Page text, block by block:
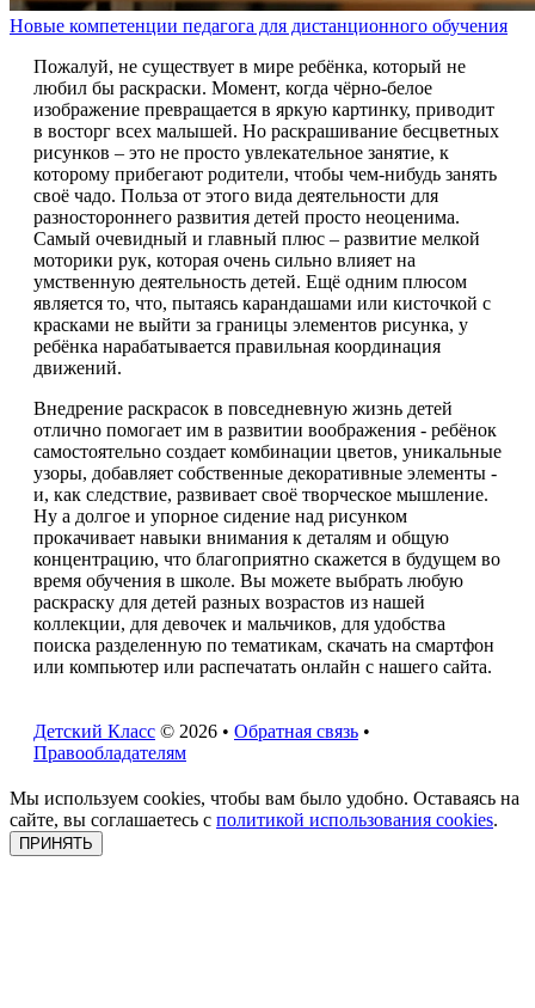
Новые компетенции педагога для дистанционного обучения
Пожалуй, не существует в мире ребёнка, который не
любил бы раскраски. Момент, когда чёрно-белое
изображение превращается в яркую картинку, приводит
в восторг всех малышей. Но раскрашивание бесцветных
рисунков – это не просто увлекательное занятие, к
которому прибегают родители, чтобы чем-нибудь занять
своё чадо. Польза от этого вида деятельности для
разностороннего развития детей просто неоценима.
Самый очевидный и главный плюс – развитие мелкой
моторики рук, которая очень сильно влияет на
умственную деятельность детей. Ещё одним плюсом
является то, что, пытаясь карандашами или кисточкой с
красками не выйти за границы элементов рисунка, у
ребёнка нарабатывается правильная координация
движений.
Внедрение раскрасок в повседневную жизнь детей
отлично помогает им в развитии воображения - ребёнок
самостоятельно создает комбинации цветов, уникальные
узоры, добавляет собственные декоративные элементы -
и, как следствие, развивает своё творческое мышление.
Ну а долгое и упорное сидение над рисунком
прокачивает навыки внимания к деталям и общую
концентрацию, что благоприятно скажется в будущем во
время обучения в школе. Вы можете выбрать любую
раскраску для детей разных возрастов из нашей
коллекции, для девочек и мальчиков, для удобства
поиска разделенную по тематикам, скачать на смартфон
или компьютер или распечатать онлайн с нашего сайта.
Детский Класс © 2026 • Обратная связь •
Правообладателям
Мы используем cookies, чтобы вам было удобно. Оставаясь на
сайте, вы соглашаетесь с политикой использования cookies.
ПРИНЯТЬ